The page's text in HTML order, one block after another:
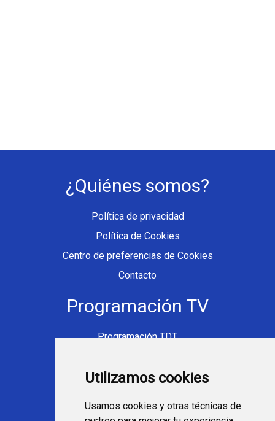
Utilizamos cookies
Usamos cookies y otras técnicas de
¿Quiénes somos?
Política de privacidad
Política de Cookies
Centro de preferencias de Cookies
Contacto
Programación TV
Programación TDT
Ver TV Online
Fútbol en la tele